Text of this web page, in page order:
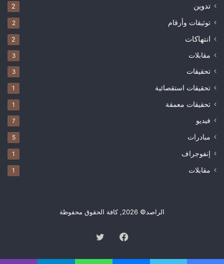
تدوين 2
توثيقات وأرقام 2
انتهاكات 2
مقابلات 3
تحقيقات 3
تحقيقات استقصائية 1
تحقيقات معمقة 1
فيديو 7
مبادرات 5
إنفوجراف 1
مقابلات 1
الراصد© 2026, كافة الحقوق محفوظة